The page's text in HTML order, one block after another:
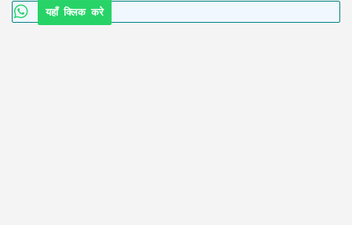
यहाँ क्लिक करे